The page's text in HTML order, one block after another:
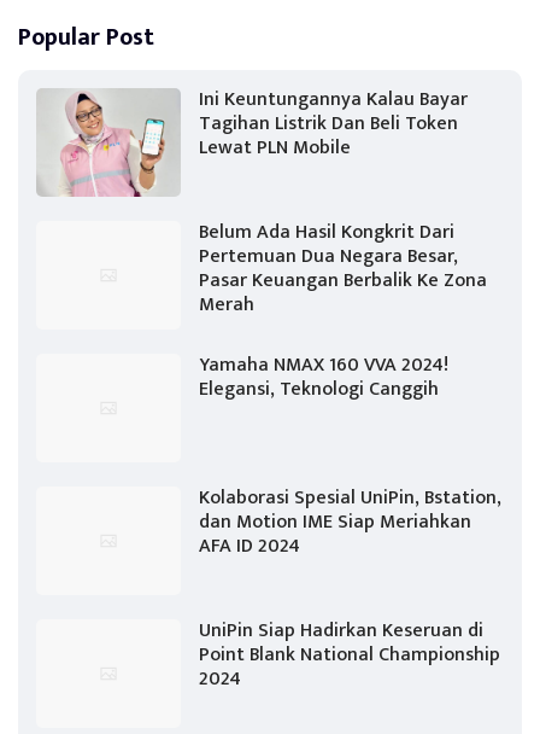
Popular Post
Ini Keuntungannya Kalau Bayar
Tagihan Listrik Dan Beli Token
Lewat PLN Mobile
Belum Ada Hasil Kongkrit Dari
Pertemuan Dua Negara Besar,
Pasar Keuangan Berbalik Ke Zona
Merah
Yamaha NMAX 160 VVA 2024!
Elegansi, Teknologi Canggih
Kolaborasi Spesial UniPin, Bstation,
dan Motion IME Siap Meriahkan
AFA ID 2024
UniPin Siap Hadirkan Keseruan di
Point Blank National Championship
2024